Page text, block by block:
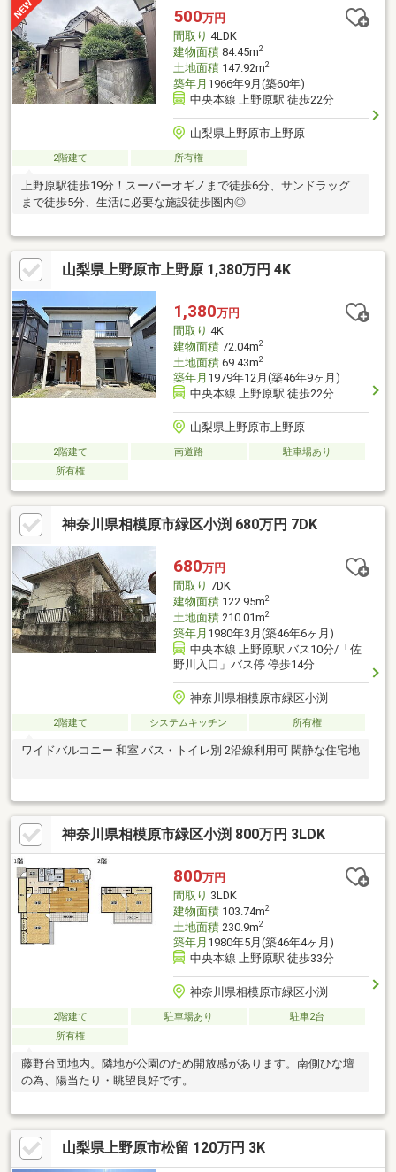
駅など2沿線以上利用可能。＊市街地へのアクセスがスムーズで通
勤・通学に便利。＊ショッピング施設や飲食店が周辺にあり、利
便性が揃っています。
500万円
間取り 4LDK
建物面積84.45m2
土地面積147.92m2
築年月 1966年9月(築60年)
中央本線 上野原駅 徒歩22分
山梨県上野原市上野原
2階建て 所有権
上野原駅徒歩19分！スーパーオギノまで徒歩6分、サンドラッグ
まで徒歩5分、生活に必要な施設徒歩圏内◎
山梨県上野原市上野原 1,380万円 4K
1,380万円
間取り 4K
建物面積72.04m2
土地面積69.43m2
築年月 1979年12月(築46年9ヶ月)
中央本線 上野原駅 徒歩22分
山梨県上野原市上野原
2階建て 南道路
駐車場あり
所有権
神奈川県相模原市緑区小渕 680万円 7DK
680万円
間取り 7DK
建物面積122.95m2
土地面積210.01m2
築年月 1980年3月(築46年6ヶ月)
中央本線 上野原駅 バス10分/「佐
野川入口」バス停 停歩14分
神奈川県相模原市緑区小渕
2階建て システムキッチン 所有権
ワイドバルコニー 和室 バス・トイレ別 2沿線利用可 閑静な住宅地
神奈川県相模原市緑区小渕 800万円 3LDK
800万円
間取り 3LDK
建物面積103.74m2
土地面積230.9m2
築年月 1980年5月(築46年4ヶ月)
中央本線 上野原駅 徒歩33分
神奈川県相模原市緑区小渕
2階建て 駐車場あり
駐車2台
所有権
藤野台団地内。隣地が公園のため開放感があります。南側ひな壇
の為、陽当たり・眺望良好です。
山梨県上野原市松留 120万円 3K